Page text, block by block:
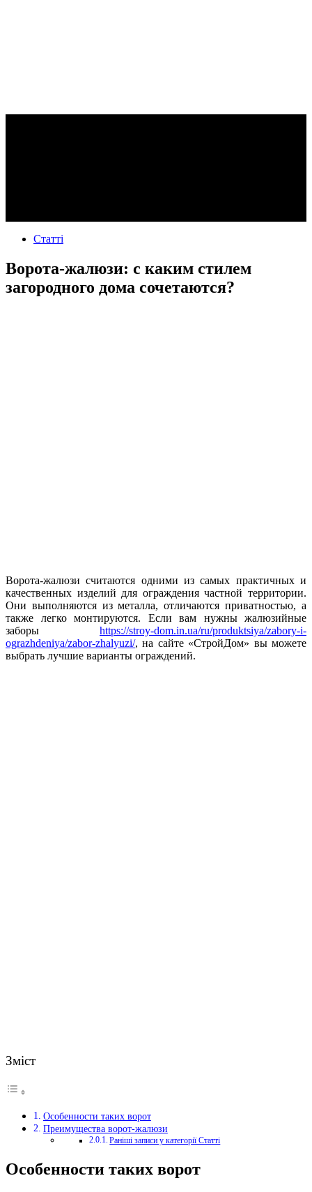
Статті
Ворота-жалюзи: с каким стилем
загородного дома сочетаются?
Ворота-жалюзи считаются одними из самых практичных и
качественных изделий для ограждения частной территории.
Они выполняются из металла, отличаются приватностью, а
также легко монтируются. Если вам нужны жалюзийные
заборы https://stroy-dom.in.ua/ru/produktsiya/zabory-i-
ograzhdeniya/zabor-zhalyuzi/, на сайте «СтройДом» вы можете
выбрать лучшие варианты ограждений.
Зміст
Особенности таких ворот
Преимущества ворот-жалюзи
Раніші записи у категорії Статті
Особенности таких ворот